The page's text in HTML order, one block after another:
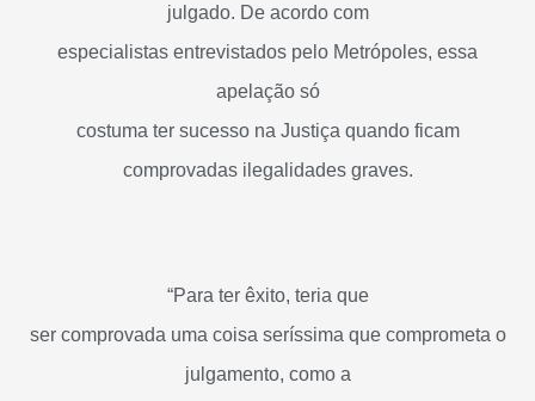
julgado. De acordo com
especialistas entrevistados pelo Metrópoles, essa
apelação só
costuma ter sucesso na Justiça quando ficam
comprovadas ilegalidades graves.
“Para ter êxito, teria que
ser comprovada uma coisa seríssima que comprometa o
julgamento, como a